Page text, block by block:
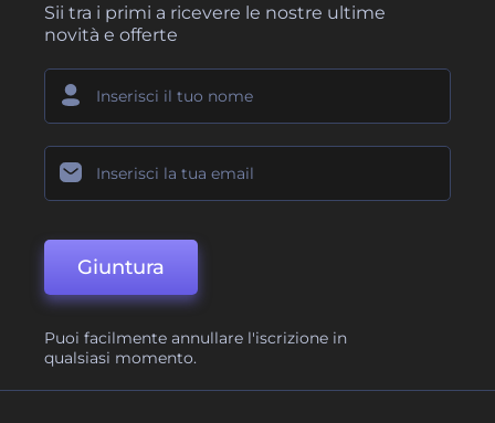
Sii tra i primi a ricevere le nostre ultime
novità e offerte
Giuntura
Puoi facilmente annullare l'iscrizione in
qualsiasi momento.